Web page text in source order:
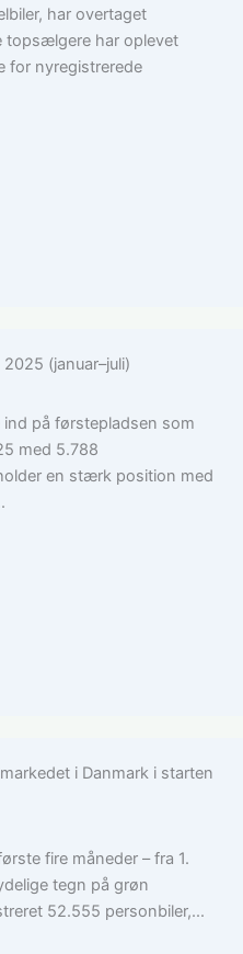
har overtaget
topsælgere har oplevet
for nyregistrerede
(januar–juli)
på førstepladsen som
med 5.788
en stærk position med
i Danmark i starten
fire måneder – fra 1.
tegn på grøn
52.555 personbiler,...